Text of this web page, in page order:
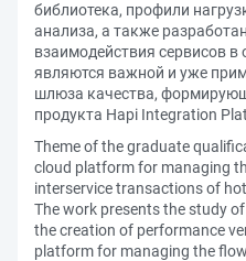
библиотека, профили
анализа, а также
взаимодействия сервисов
являются важной и уже
шлюза качества,
продукта Hapi Integration
Theme of the graduate
cloud platform for managing
interservice transactions of
The work presents the study
the creation of performance
platform for managing the